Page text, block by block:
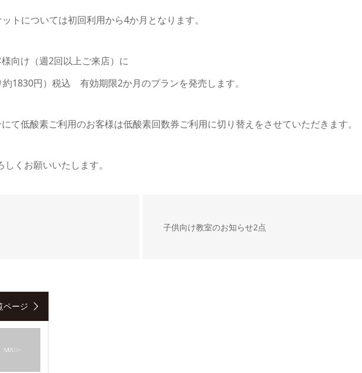
トについては初回利用から4か月となります。
向け（週2回以上ご来店）に
1830円）税込 有効期限2か月のプランを発売します。
て低酸素ご利用のお客様は低酸素回数券ご利用に切り替えをさせていただきます。
くお願いいたします。
子供向け教室のお知らせ2点
ページ